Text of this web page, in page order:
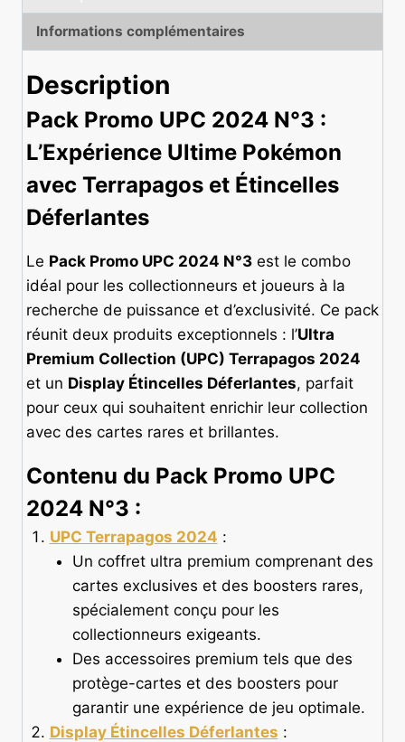
Informations complémentaires
Description
Pack Promo UPC 2024 N°3 :
L’Expérience Ultime Pokémon
avec Terrapagos et Étincelles
Déferlantes
Le Pack Promo UPC 2024 N°3 est le combo
idéal pour les collectionneurs et joueurs à la
recherche de puissance et d’exclusivité. Ce pack
réunit deux produits exceptionnels : l’Ultra
Premium Collection (UPC) Terrapagos 2024
et un Display Étincelles Déferlantes, parfait
pour ceux qui souhaitent enrichir leur collection
avec des cartes rares et brillantes.
Contenu du Pack Promo UPC
2024 N°3 :
UPC Terrapagos 2024 :
Un coffret ultra premium comprenant des
cartes exclusives et des boosters rares,
spécialement conçu pour les
collectionneurs exigeants.
Des accessoires premium tels que des
protège-cartes et des boosters pour
garantir une expérience de jeu optimale.
Display Étincelles Déferlantes :